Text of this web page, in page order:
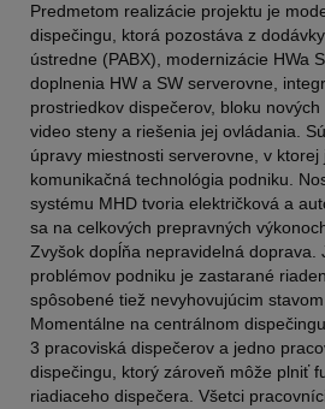
Predmetom realizácie projektu je
dispečingu, ktorá pozostáva z
ústredne (PABX), modernizácie HWa
doplnenia HW a SW serverovne,
prostriedkov dispečerov, bloku
video steny a riešenia jej ovládania.
úpravy miestnosti serverovne, v ktorej
komunikačná technológia podniku.
systému MHD tvoria električková a
sa na celkových prepravných
Zvyšok dopĺňa nepravidelná doprava.
problémov podniku je zastarané
spôsobené tiež nevyhovujúcim
Momentálne na centrálnom
3 pracoviská dispečerov a jedno
dispečingu, ktorý zároveň môže plniť
riadiaceho dispečera. Všetci